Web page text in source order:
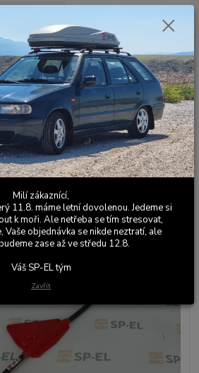
Menu
Hledat
0,00 Kč
Opravná sada na elektrické stahování oken
na elektrické
Felicia
Milí zákaznící,
11.8. máme letní dovolenou. Jedeme si
k moři. Ale netřeba se tím stresovat,
Vaše objednávka se nikde neztratí, ale
zase až ve středu 12.8.
Váš SP-EL tým
Zavřít